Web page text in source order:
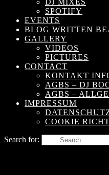
DJ MIXES
SPOTIFY
EVENTS
BLOG WRITTEN
GALLERY
VIDEOS
PICTURES
CONTACT
KONTAKT
AGBS – DJ
AGBS –
IMPRESSUM
COOKIE
Search for: